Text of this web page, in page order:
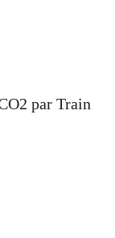
par Train